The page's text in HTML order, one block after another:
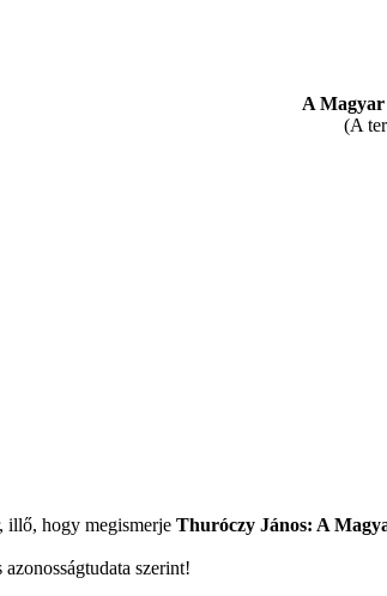
A
(A
illő, hogy megismerje Thuróczy János: A
szerint!